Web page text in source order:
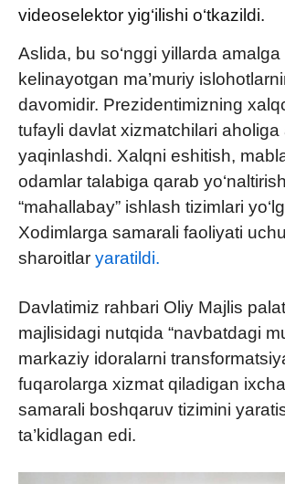
videoselektor yig‘ilishi o‘tkazildi.
Aslida, bu so‘nggi yillarda amalga
kelinayotgan ma’muriy
davomidir. Prezidentimizning
tufayli davlat xizmatchilari aholiga
yaqinlashdi. Xalqni eshitish,
odamlar talabiga qarab
“mahallabay” ishlash tizimlari
Xodimlarga samarali faoliyati
sharoitlar yaratildi.
Davlatimiz rahbari Oliy Majlis
majlisidagi nutqida “navbatdagi
markaziy idoralarni
fuqarolarga xizmat qiladigan
samarali boshqaruv tizimini
ta’kidlagan edi.